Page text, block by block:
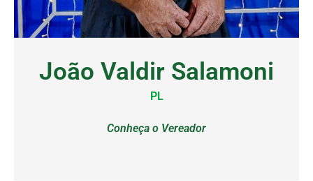
João Valdir Salamoni
PL
Conheça o Vereador